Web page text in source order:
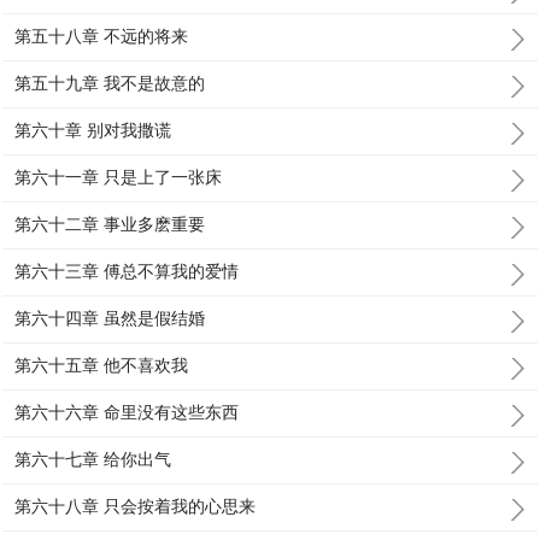
第五十八章 不远的将来
第五十九章 我不是故意的
第六十章 别对我撒谎
第六十一章 只是上了一张床
第六十二章 事业多麽重要
第六十三章 傅总不算我的爱情
第六十四章 虽然是假结婚
第六十五章 他不喜欢我
第六十六章 命里没有这些东西
第六十七章 给你出气
第六十八章 只会按着我的心思来